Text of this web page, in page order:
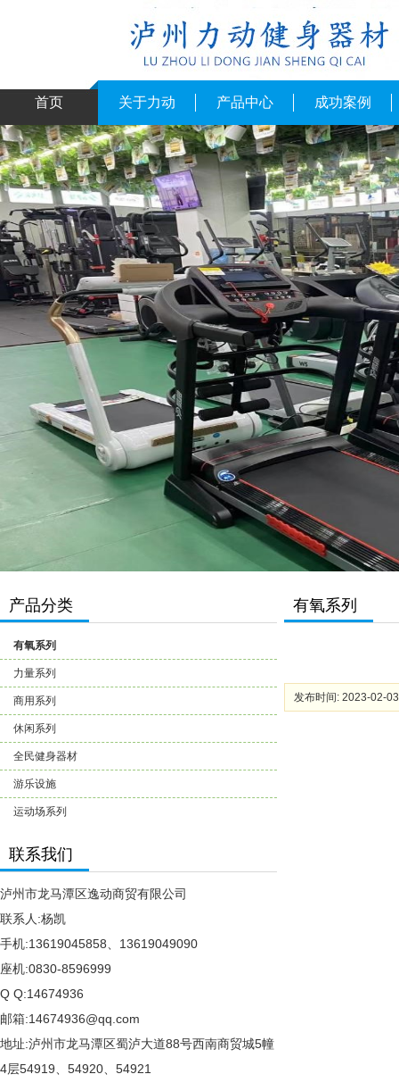
首页 关于力动 产品中心 成功案例
产品分类
有氧系列
力量系列
商用系列
休闲系列
全民健身器材
游乐设施
运动场系列
联系我们
泸州市龙马潭区逸动商贸有限公司
联系人:杨凯
手机:13619045858、13619049090
座机:0830-8596999
Q Q:14674936
邮箱:14674936@qq.com
地址:泸州市龙马潭区蜀泸大道88号西南商贸城5幢
4层54919、54920、54921
有氧系列
发布时间: 2023-02-